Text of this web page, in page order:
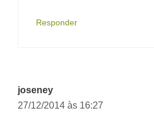
Responder
joseney
27/12/2014 às 16:27